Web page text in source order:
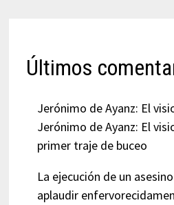
Últimos
Jerónimo de Ayanz: El
Jerónimo de Ayanz: El
primer traje de buceo
La ejecución de un
aplaudir